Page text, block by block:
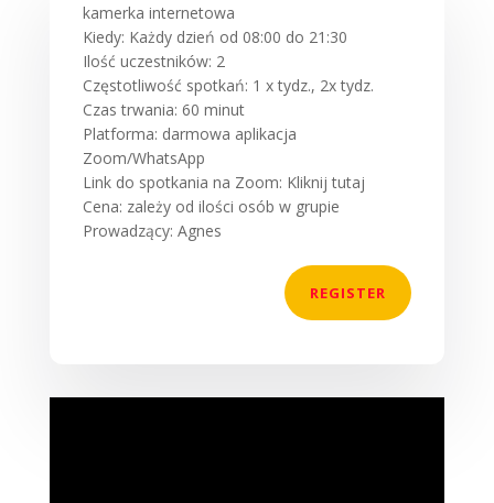
kamerka internetowa
Kiedy: Każdy dzień od 08:00 do 21:30
Ilość uczestników: 2
Częstotliwość spotkań: 1 x tydz., 2x tydz.
Czas trwania: 60 minut
Platforma: darmowa aplikacja
Zoom/WhatsApp
Link do spotkania na Zoom: Kliknij tutaj
Cena: zależy od ilości osób w grupie
Prowadzący: Agnes
REGISTER